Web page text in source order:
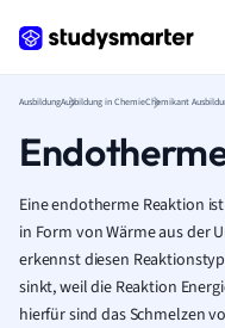
AusbildungAusbildung in ChemieChemikant
Eine endotherme Reaktion
in Form von Wärme aus der
erkennst diesen
sinkt, weil die Reaktion
hierfür sind das Schmelzen